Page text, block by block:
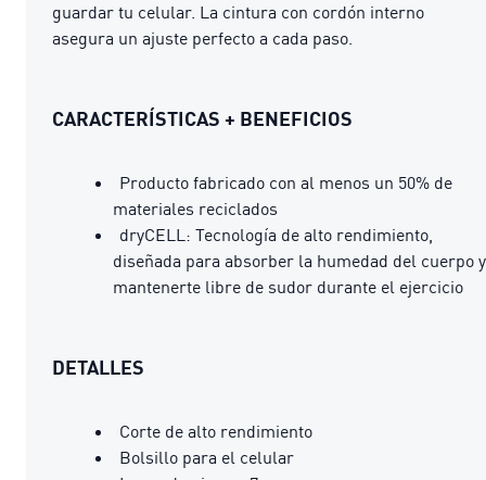
guardar tu celular. La cintura con cordón interno
asegura un ajuste perfecto a cada paso.
CARACTERÍSTICAS + BENEFICIOS
Producto fabricado con al menos un 50% de
materiales reciclados
dryCELL: Tecnología de alto rendimiento,
diseñada para absorber la humedad del cuerpo y
mantenerte libre de sudor durante el ejercicio
DETALLES
Corte de alto rendimiento
Bolsillo para el celular